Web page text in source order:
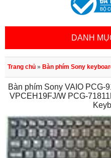
DANH
Trang chủ » Bàn phím Sony
Bàn phím Sony VAIO PCG-
VPCEH19FJ/W PCG-